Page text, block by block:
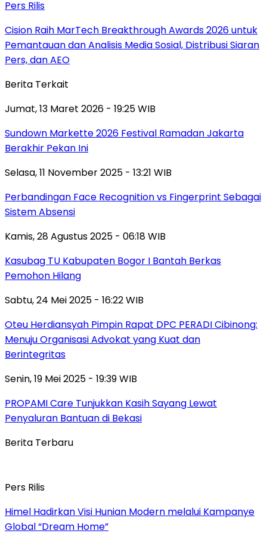
Pers Rilis
Cision Raih MarTech Breakthrough Awards 2026 untuk
Pemantauan dan Analisis Media Sosial, Distribusi Siaran
Pers, dan AEO
Berita Terkait
Jumat, 13 Maret 2026 - 19:25 WIB
Sundown Markette 2026 Festival Ramadan Jakarta
Berakhir Pekan Ini
Selasa, 11 November 2025 - 13:21 WIB
Perbandingan Face Recognition vs Fingerprint Sebagai
Sistem Absensi
Kamis, 28 Agustus 2025 - 06:18 WIB
Kasubag TU Kabupaten Bogor I Bantah Berkas
Pemohon Hilang
Sabtu, 24 Mei 2025 - 16:22 WIB
Oteu Herdiansyah Pimpin Rapat DPC PERADI Cibinong:
Menuju Organisasi Advokat yang Kuat dan
Berintegritas
Senin, 19 Mei 2025 - 19:39 WIB
PROPAMI Care Tunjukkan Kasih Sayang Lewat
Penyaluran Bantuan di Bekasi
Berita Terbaru
Pers Rilis
Himel Hadirkan Visi Hunian Modern melalui Kampanye
Global “Dream Home”